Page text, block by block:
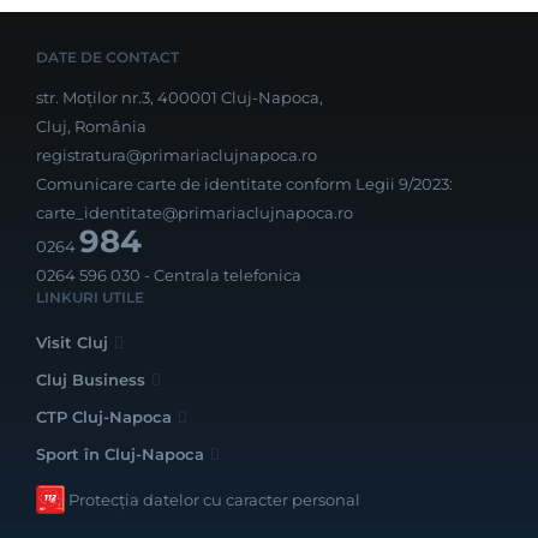
DATE DE CONTACT
str. Moților nr.3, 400001 Cluj-Napoca,
Cluj, România
registratura@primariaclujnapoca.ro
Comunicare carte de identitate conform Legii 9/2023:
carte_identitate@primariaclujnapoca.ro
0264984
0264 596 030 - Centrala telefonica
LINKURI UTILE
Visit Cluj
Cluj Business
CTP Cluj-Napoca
Sport în Cluj-Napoca
Protecția datelor cu caracter personal